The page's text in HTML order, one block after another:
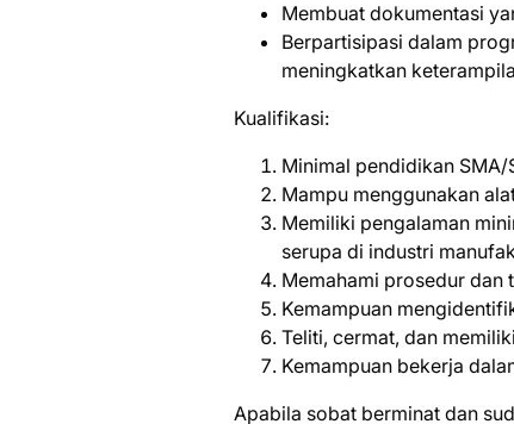
Membuat dokumentasi
Berpartisipasi dalam
meningkatkan
Kualifikasi:
Minimal pendidikan
Mampu menggunakan
Memiliki pengalaman
serupa di industri
Memahami prosedur
Kemampuan
Teliti, cermat, dan
Kemampuan bekerja
Aраbіlа ѕоbаt bеrmіnаt dаn